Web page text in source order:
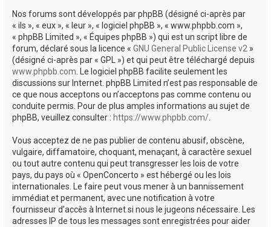
Nos forums sont développés par phpBB (désigné ci-après par
« ils », « eux », « leur », « logiciel phpBB », « www.phpbb.com »,
« phpBB Limited », « Équipes phpBB ») qui est un script libre de
forum, déclaré sous la licence « GNU General Public License v2 »
(désigné ci-après par « GPL ») et qui peut être téléchargé depuis
www.phpbb.com. Le logiciel phpBB facilite seulement les
discussions sur Internet. phpBB Limited n’est pas responsable de
ce que nous acceptons ou n’acceptons pas comme contenu ou
conduite permis. Pour de plus amples informations au sujet de
phpBB, veuillez consulter : https://www.phpbb.com/.
Vous acceptez de ne pas publier de contenu abusif, obscène,
vulgaire, diffamatoire, choquant, menaçant, à caractère sexuel
ou tout autre contenu qui peut transgresser les lois de votre
pays, du pays où « OpenConcerto » est hébergé ou les lois
internationales. Le faire peut vous mener à un bannissement
immédiat et permanent, avec une notification à votre
fournisseur d’accès à Internet si nous le jugeons nécessaire. Les
adresses IP de tous les messages sont enregistrées pour aider